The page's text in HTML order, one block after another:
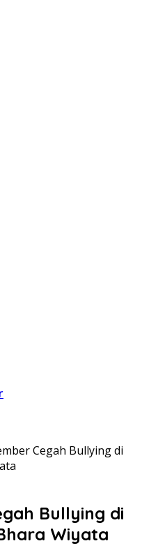
Cegah Bullying di
Bullying di
Wiyata